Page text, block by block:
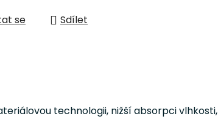
se Sdílet
technologii, nižší absorpci vlhkosti,